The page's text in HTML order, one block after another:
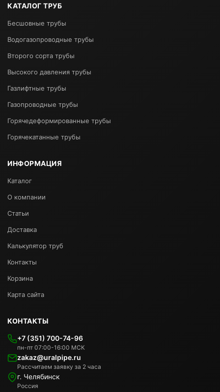
КАТАЛОГ ТРУБ
Бесшовные трубы
Водогазопроводные трубы
Второго сорта трубы
Высокого давления трубы
Газлифтные трубы
Газопроводные трубы
Горячедеформированные трубы
Горячекатанные трубы
ИНФОРМАЦИЯ
Каталог
О компании
Статьи
Доставка
Калькулятор труб
Контакты
Корзина
Карта сайта
КОНТАКТЫ
+7 (351) 700-74-96
пн-пт 07:00-16:00 МСК
zakaz@uralpipe.ru
Рассчитаем заявку за 2 часа
г. Челябинск
Россия